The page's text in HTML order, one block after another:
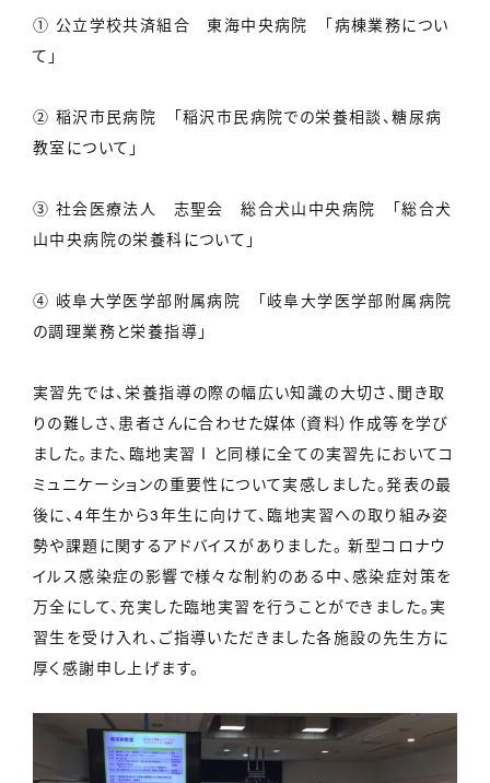
① 公立学校共済組合 東海中央病院 「病棟業務につい
て」
② 稲沢市民病院 「稲沢市民病院での栄養相談、糖尿病
教室について」
③ 社会医療法人 志聖会 総合犬山中央病院 「総合犬
山中央病院の栄養科について」
④ 岐阜大学医学部附属病院 「岐阜大学医学部附属病院
の調理業務と栄養指導」
実習先では、栄養指導の際の幅広い知識の大切さ、聞き取
りの難しさ、患者さんに合わせた媒体（資料）作成等を学び
ました。また、臨地実習Ⅰと同様に全ての実習先においてコ
ミュニケーションの重要性について実感しました。発表の最
後に、4年生から3年生に向けて、臨地実習への取り組み姿
勢や課題に関するアドバイスがありました。 新型コロナウ
イルス感染症の影響で様々な制約のある中、感染症対策を
万全にして、充実した臨地実習を行うことができました。実
習生を受け入れ、ご指導いただきました各施設の先生方に
厚く感謝申し上げます。